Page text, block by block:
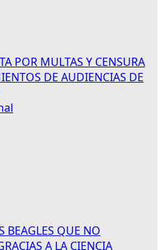
POR MULTAS Y CENSURA
DE AUDIENCIAS DE
BEAGLES QUE NO
A LA CIENCIA